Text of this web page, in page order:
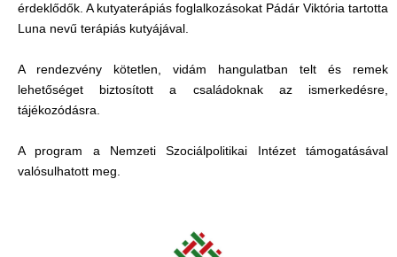
érdeklődők. A kutyaterápiás foglalkozásokat Pádár Viktória tartotta
Luna nevű terápiás kutyájával.
A rendezvény kötetlen, vidám hangulatban telt és remek
lehetőséget biztosított a családoknak az ismerkedésre,
tájékozódásra.
A program a Nemzeti Szociálpolitikai Intézet támogatásával
valósulhatott meg.